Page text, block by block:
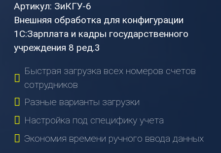
Telegram-
канал
КОНТАКТЫ
274-
80-
80
gov-
ip@mail.ru
Артикул: ЗиКГУ-6
Внешняя обработка для конфигурации
1С:Зарплата и кадры государственного
учреждения 8 ред.3
Быстрая загрузка всех номеров счетов
сотрудников
Разные варианты загрузки
Настройка под специфику учета
Экономия времени ручного ввода данных